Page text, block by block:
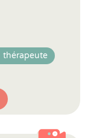
thérapeute